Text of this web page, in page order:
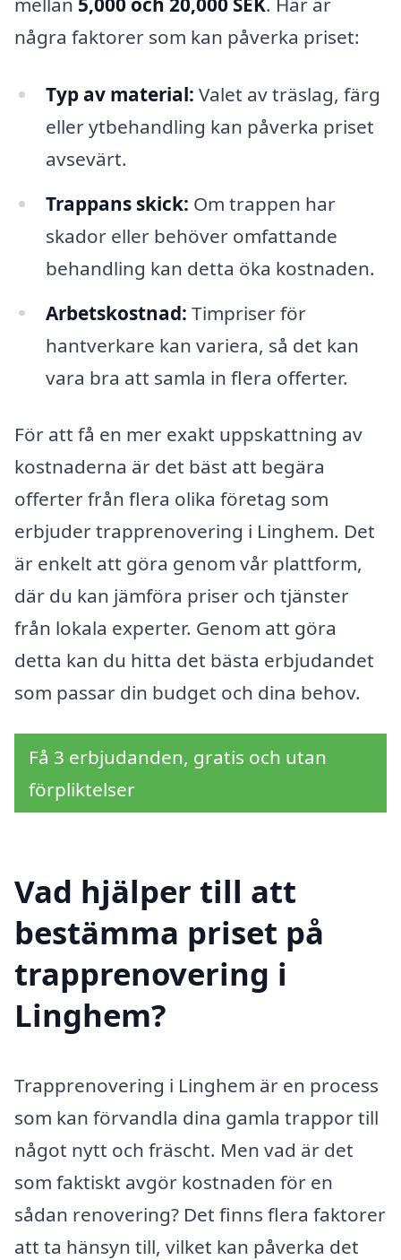
några faktorer som kan påverka priset:
Typ av material: Valet av träslag, färg
eller ytbehandling kan påverka priset
avsevärt.
Trappans skick: Om trappen har
skador eller behöver omfattande
behandling kan detta öka kostnaden.
Arbetskostnad: Timpriser för
hantverkare kan variera, så det kan
vara bra att samla in flera offerter.
För att få en mer exakt uppskattning av
kostnaderna är det bäst att begära
offerter från flera olika företag som
erbjuder trapprenovering i Linghem. Det
är enkelt att göra genom vår plattform,
där du kan jämföra priser och tjänster
från lokala experter. Genom att göra
detta kan du hitta det bästa erbjudandet
som passar din budget och dina behov.
Få 3 erbjudanden, gratis och utan
förpliktelser
Vad hjälper till att
bestämma priset på
trapprenovering i
Linghem?
Trapprenovering i Linghem är en process
som kan förvandla dina gamla trappor till
något nytt och fräscht. Men vad är det
som faktiskt avgör kostnaden för en
sådan renovering? Det finns flera faktorer
att ta hänsyn till, vilket kan påverka det